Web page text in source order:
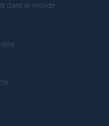
dans le monde